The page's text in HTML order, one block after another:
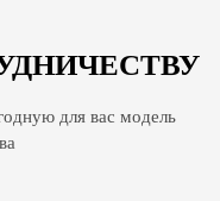
для вас модель